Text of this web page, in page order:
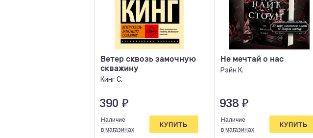
Ветер сквозь замочную
скважину
Кинг С.
390 ₽
Наличие
в магазинах
КУПИТЬ
Не мечтай о нас
Рэйн К.
938 ₽
Наличие
в магазинах
КУПИТЬ